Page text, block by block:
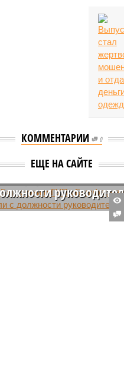
КОММЕНТАРИИ 0
ЕЩЕ НА САЙТЕ
в ГУП
в ГУП
в очередной